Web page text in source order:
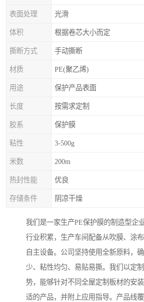
表面处理 光滑
体积 根据卷芯大小而定
撕断方式 手动撕断
材质 PE(聚乙烯)
用途 保护产品表面
长度 按需求定制
胶系 保护膜
粘性 3-500g
米数 200m
热封性能 优良
存储条件 阴凉干燥
我们是一家生产PE保护膜的制造型企
行业积累，生产车间配备从吹膜、涂
自主设备。公司坚持使用全新原料，
少、粘性均匀、易贴易撕。我们以定
势，能够针对不同全屋定制板材的安
适的产品，并附上应用指导。产品线